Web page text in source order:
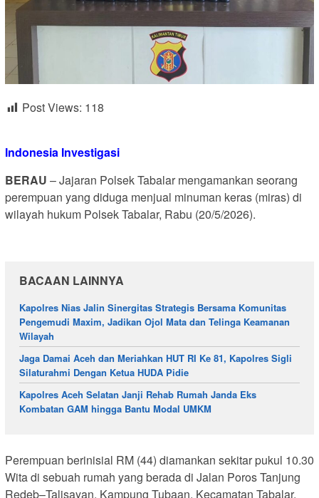
Post Views: 118
Indonesia Investigasi
BERAU – Jajaran Polsek Tabalar mengamankan seorang
perempuan yang diduga menjual minuman keras (miras) di
wilayah hukum Polsek Tabalar, Rabu (20/5/2026).
BACAAN LAINNYA
Kapolres Nias Jalin Sinergitas Strategis Bersama Komunitas
Pengemudi Maxim, Jadikan Ojol Mata dan Telinga Keamanan
Wilayah
Jaga Damai Aceh dan Meriahkan HUT RI Ke 81, Kapolres Sigli
Silaturahmi Dengan Ketua HUDA Pidie
Kapolres Aceh Selatan Janji Rehab Rumah Janda Eks
Kombatan GAM hingga Bantu Modal UMKM
Perempuan berinisial RM (44) diamankan sekitar pukul 10.30
Wita di sebuah rumah yang berada di Jalan Poros Tanjung
Redeb–Talisayan, Kampung Tubaan, Kecamatan Tabalar.